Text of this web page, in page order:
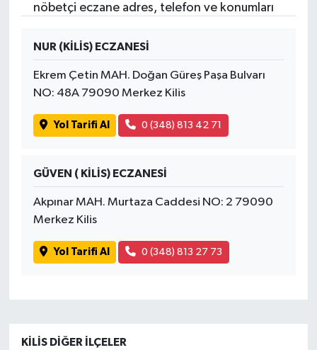
nöbetçi eczane adres, telefon ve konumları
NUR (KİLİS) ECZANESİ
Ekrem Çetin MAH. Doğan Güreş Paşa Bulvarı
NO: 48A 79090 Merkez Kilis
Yol Tarifi Al 0 (348) 813 42 71
GÜVEN ( KİLİS) ECZANESİ
Akpınar MAH. Murtaza Caddesi NO: 2 79090
Merkez Kilis
Yol Tarifi Al 0 (348) 813 27 73
KILIS DIĞER İLÇELER